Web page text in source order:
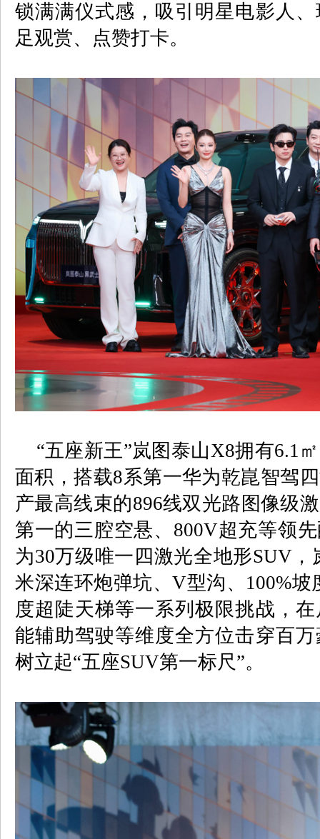
锁满满仪式感，吸引明星电影人
足观赏、点赞打卡。
“五座新王”岚图泰山X8拥有6.1
面积，搭载8系第一华为乾崑智驾
产最高线束的896线双光路图像级
第一的三腔空悬、 800V超充等领
为30万级唯一四激光全地形SUV，
米深连环炮弹坑、 V型沟、 100%坡
度超陡天梯等一系列极限挑战，
能辅助驾驶等维度全方位击穿百
树立起“五座SUV第一标尺”。